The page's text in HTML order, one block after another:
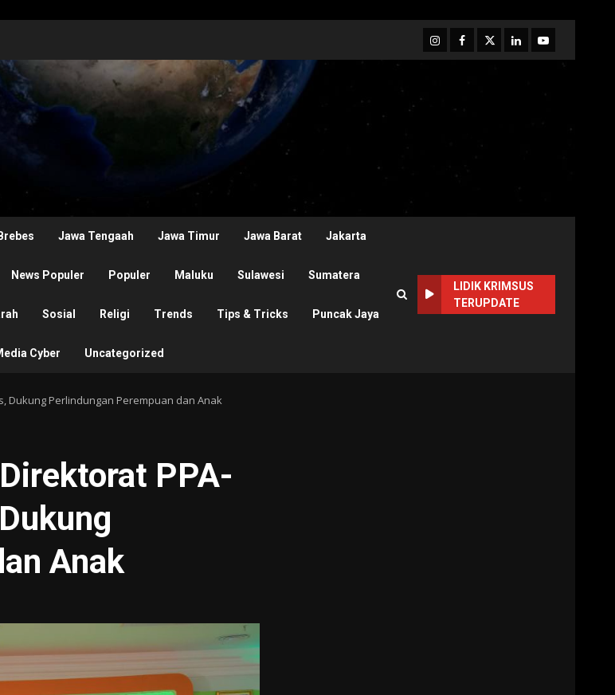
InstagramFacebook
TwitterLinkedinYoutube
Brebes Jawa Tengaah Jawa Timur Jawa Barat Jakarta
News Populer Populer Maluku Sulawesi Sumatera
Sosial Religi Trends Tips & Tricks Puncak Jaya
Cyber Uncategorized
LIDIK KRIMSUS
TERUPDATE
Dukung Perlindungan Perempuan dan Anak
PPA-
Anak